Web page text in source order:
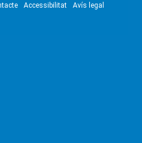
Accessibilitat Avís legal